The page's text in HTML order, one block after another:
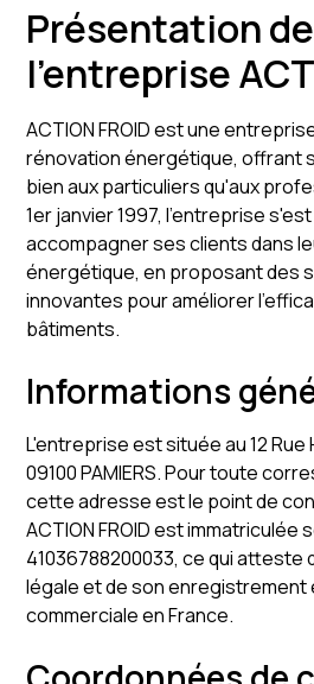
Présentation de
l'entreprise
ACTION FROID est une
rénovation énergétique, offrant
bien aux particuliers qu'aux
1er janvier 1997, l'entreprise
accompagner ses clients dans
énergétique, en proposant des
innovantes pour améliorer
bâtiments.
Informations
L'entreprise est située au 12 Rue
09100 PAMIERS. Pour toute
cette adresse est le point de
ACTION FROID est immatriculée
41036788200033, ce qui atteste
légale et de son enregistrement
commerciale en France.